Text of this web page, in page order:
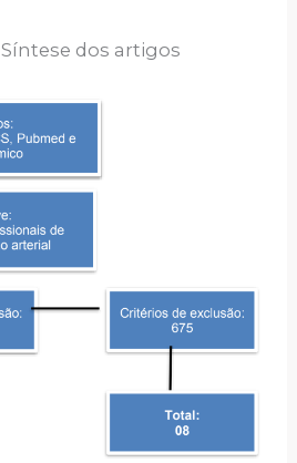
Síntese dos artigos